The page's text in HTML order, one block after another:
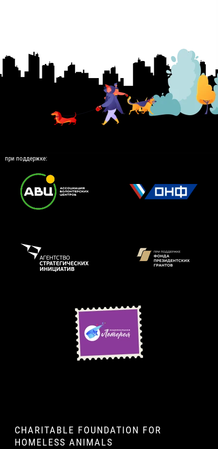
при поддержке:
CHARITABLE FOUNDATION FOR
HOMELESS ANIMALS